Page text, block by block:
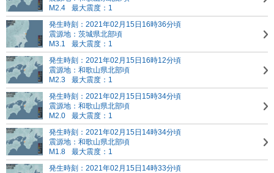
M2.4
最大震度：1
発生時刻：2021年02月15日16時36分頃
震源地：茨城県北部頃
M3.1
最大震度：1
発生時刻：2021年02月15日16時12分頃
震源地：和歌山県北部頃
M2.3
最大震度：1
発生時刻：2021年02月15日15時34分頃
震源地：和歌山県北部頃
M2.0
最大震度：1
発生時刻：2021年02月15日14時34分頃
震源地：和歌山県北部頃
M1.8
最大震度：1
発生時刻：2021年02月15日14時33分頃